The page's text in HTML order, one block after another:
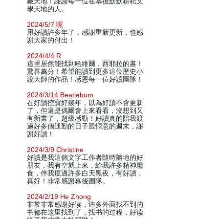
學天地的人。
2024/5/7 呢
用好讀許多年了，感謝重新更新，也感
謝大家的付出！
2024/4/4 R
這里居然能找到哈維爾．西耶拉的書！
驚喜萬分！希望能讀到更多這位歷史小
說大師的作品！感恩每一位好讀團隊！
2024/3/14 Beatlebum
在好讀挖寶好幾年，以為好讀不會更新
了，但還是偶爾會上來看看，沒想到又
有新書了，超級感動！好讀真的陪我渡
過好多個通勤的日子跟愜意的週末，謝
謝好讀！
2024/3/9 Christine
好讀是我這個文字工作者隨時隨地的好
朋友，我有空就上來，給我許多精神糧
食，伴我度過許多白天黑夜，有好讀，
真好！非常感謝幕後團隊。
2024/2/19 He Zhong
非常非常感谢好读，许多外面找不到的
书都在这里找到了，找书的过程，好读